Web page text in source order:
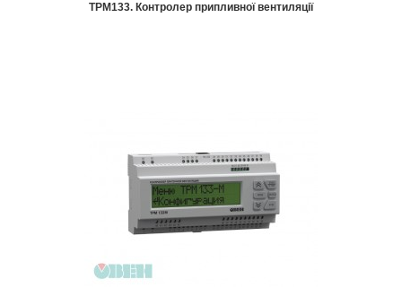
ТРМ133. Контролер припливної вентиляції